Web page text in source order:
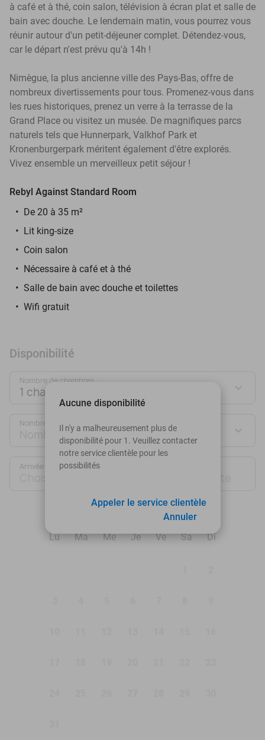
à café et à thé, coin salon, télévision à écran plat et salle de
bain avec douche. Le lendemain matin, vous pourrez vous
réunir autour d'un petit-déjeuner complet. Détendez-vous,
car le départ n'est prévu qu'à 14h !
Nimègue, la plus ancienne ville des Pays-Bas, offre de
nombreux divertissements pour tous. Promenez-vous dans
les rues historiques, prenez un verre à la terrasse de la
Grand Place ou visitez un musée. De magnifiques parcs
naturels tels que Hunnerpark, Valkhof Park et
Kronenburgerpark méritent également d'être explorés.
Vivez ensemble un merveilleux petit séjour !
Rebyl Against Standard Room
De 20 à 35 m²
Lit king-size
Coin salon
Nécessaire à café et à thé
Salle de bain avec douche et toilettes
Wifi gratuit
Disponibilité
Nombre de chambres :
1 chambre
Nombre de personnes :
Nombre de personnes
Arrivée
Lu
Ma Me Je Ve Sa Di
Aucune disponibilité
Il n'y a malheureusement plus de
disponibilité pour 1. Veuillez contacter
notre service clientèle pour les
possibilités
Appeler le service clientèle
Annuler